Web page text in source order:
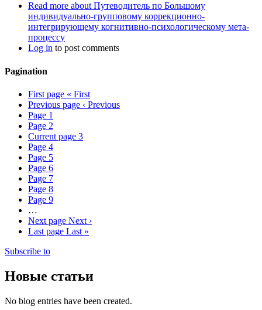
Read more about Путеводитель по Большому
индивидуально-групповому коррекционно-
интегрирующему когнитивно-психологическому мета-
процессу
Log in to post comments
Pagination
First page « First
Previous page ‹ Previous
Page 1
Page 2
Current page 3
Page 4
Page 5
Page 6
Page 7
Page 8
Page 9
…
Next page Next ›
Last page Last »
Subscribe to
Новые статьи
No blog entries have been created.